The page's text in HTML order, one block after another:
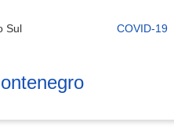
Sul COVID-19